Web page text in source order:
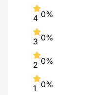
4 0%
3 0%
2 0%
1 0%